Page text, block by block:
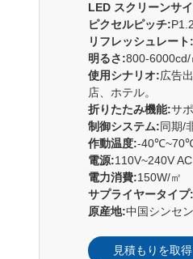
LED スクリーンサ
ピクセルピッチ:
リフレッシュレート:
明るさ:800-6000cd/
使用シナリオ:広告
店、ホテル。
折りたたみ機能:サ
制御システム:同期/
作動温度:-
電源:110V~240V AC
電力消費:150W/㎡
サプライヤータイプ:
原産地:中国シンセン
見積もりを取得